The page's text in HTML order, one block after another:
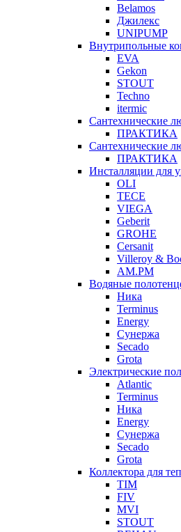
Belamos
Джилекс
UNIPUMP
Внутрипольные
EVA
Gekon
STOUT
Techno
itermic
Сантехнические
ПРАКТИКА
Сантехнические
ПРАКТИКА
Инсталляции для
OLI
TECE
VIEGA
Geberit
GROHE
Cersanit
Villeroy &
AM.PM
Водяные
Ника
Terminus
Energy
Сунержа
Secado
Grota
Электрические
Atlantic
Terminus
Ника
Energy
Сунержа
Secado
Grota
Коллектора для
TIM
FIV
MVI
STOUT